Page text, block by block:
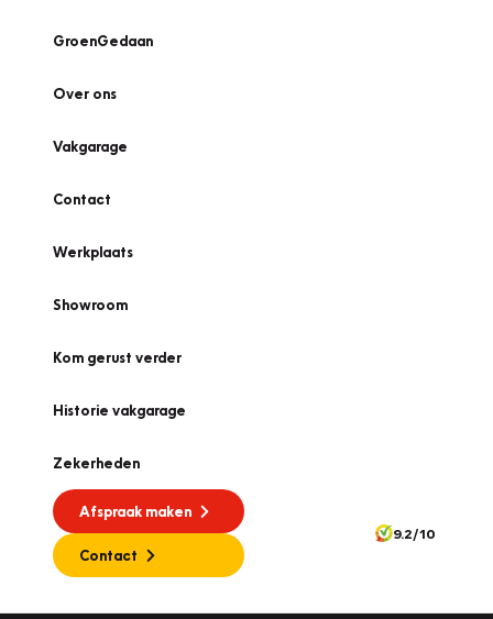
GroenGedaan
Over ons
Vakgarage
Contact
Werkplaats
Showroom
Kom gerust verder
Historie vakgarage
Zekerheden
Afspraak maken
Contact
9.2/10